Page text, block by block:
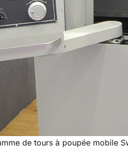
de tours à poupée mobile